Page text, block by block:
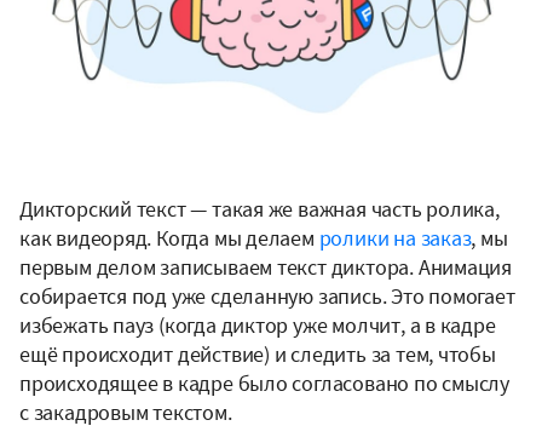
Дикторский текст — такая же важная часть ролика,
как видеоряд. Когда мы делаем ролики на заказ, мы
первым делом записываем текст диктора. Анимация
собирается под уже сделанную запись. Это помогает
избежать пауз (когда диктор уже молчит, а в кадре
ещё происходит действие) и следить за тем, чтобы
происходящее в кадре было согласовано по смыслу
с закадровым текстом.